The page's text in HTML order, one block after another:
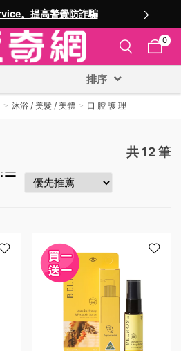
。提高警覺防詐騙
0
排序
沐浴 / 美髮 / 美體 口 腔 護 理
共 12筆